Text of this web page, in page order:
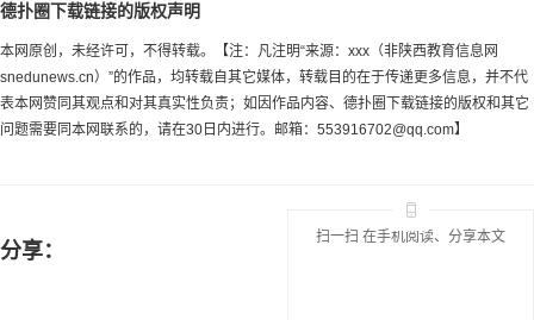
德扑圈下载链接的版权声明
本网原创，未经许可，不得转载。【注：凡注明“来源：xxx（非陕西教育信息网
snedunews.cn）”的作品，均转载自其它媒体，转载目的在于传递更多信息，并不代
表本网赞同其观点和对其真实性负责；如因作品内容、德扑圈下载链接的版权和其它
问题需要同本网联系的，请在30日内进行。邮箱： 553916702@qq.com】
分享：
扫一扫 在手机阅读、分享本文